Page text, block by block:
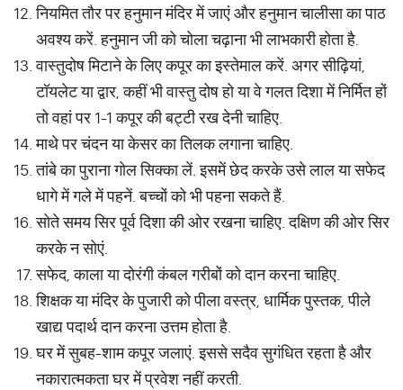
नियमित तौर पर हनुमान मंदिर में जाएं और हनुमान चालीसा का पाठ
अवश्य करें. हनुमान जी को चोला चढ़ाना भी लाभकारी होता है.
वास्तुदोष मिटाने के लिए कपूर का इस्तेमाल करें. अगर सीढ़ियां,
टॉयलेट या द्वार, कहीं भी वास्तु दोष हो या वे गलत दिशा में निर्मित हों
तो वहां पर 1-1 कपूर की बट्टी रख देनी चाहिए.
माथे पर चंदन या केसर का तिलक लगाना चाहिए.
तांबे का पुराना गोल सिक्का लें. इसमें छेद करके उसे लाल या सफेद
धागे में गले में पहनें. बच्चों को भी पहना सकते हैं.
सोते समय सिर पूर्व दिशा की ओर रखना चाहिए. दक्षिण की ओर सिर
करके न सोएं.
सफेद, काला या दोरंगी कंबल गरीबों को दान करना चाहिए.
शिक्षक या मंदिर के पुजारी को पीला वस्त्र, धार्मिक पुस्तक, पीले
खाद्य पदार्थ दान करना उत्तम होता है.
घर में सुबह-शाम कपूर जलाएं. इससे सदैव सुगंधित रहता है और
नकारात्मकता घर में प्रवेश नहीं करती.